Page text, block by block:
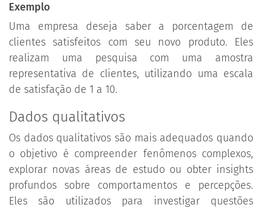
Exemplo
Uma empresa deseja saber a porcentagem de
clientes satisfeitos com seu novo produto. Eles
realizam uma pesquisa com uma amostra
representativa de clientes, utilizando uma escala
de satisfação de 1 a 10.
Dados qualitativos
Os dados qualitativos são mais adequados quando
o objetivo é compreender fenômenos complexos,
explorar novas áreas de estudo ou obter insights
profundos sobre comportamentos e percepções.
Eles são utilizados para investigar questões